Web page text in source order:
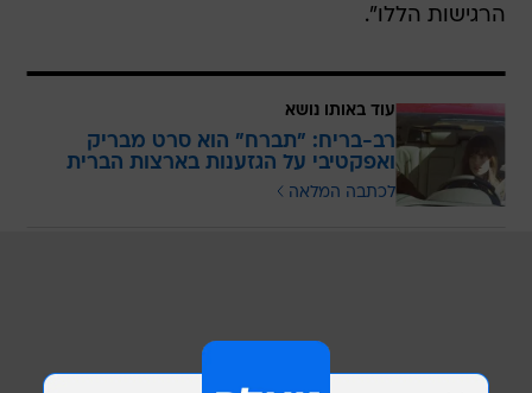
הרגישות הללו".
עוד באותו נושא
רב-בריח: "תברח" הוא סרט מבריק
ואפקטיבי על הגזענות בארצות הברית
לכתבה המלאה